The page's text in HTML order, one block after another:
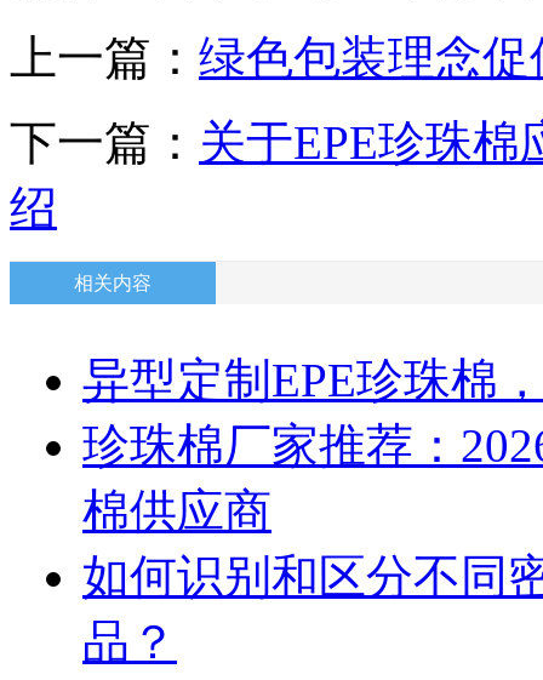
上一篇： 绿色包装理念
下一篇： 关于EPE珍珠
绍
相关内容
异型定制EPE珍珠棉
珍珠棉厂家推荐：
棉供应商
如何识别和区分不同
品？